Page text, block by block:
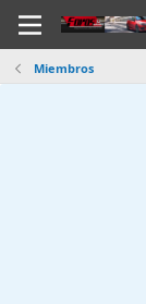
Miembros